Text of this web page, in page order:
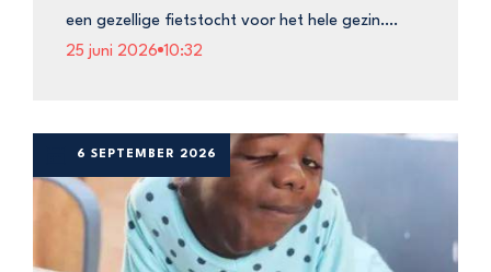
een gezellige fietstocht voor het hele gezin….
25 juni 2026 10:32
6 SEPTEMBER 2026